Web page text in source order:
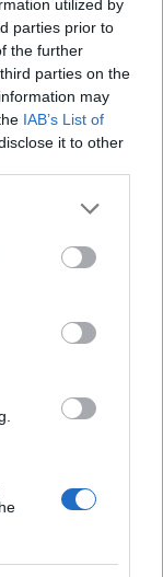
utilized by
parties prior to
the further
parties on the
may
IAB’s List of
it to other
more Google
may click to
party tags to
below Google
αγορά leasing
διεθνή σειρά
Επιδαύρου
τη